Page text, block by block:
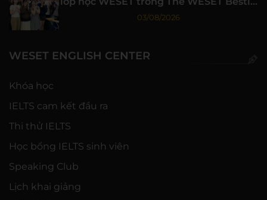
tập 3
03/08/2026
WESET ENGLISH CENTER
Khóa học
IELTS cam kết đầu ra
Thi thử IELTS
Học bổng IELTS sinh viên
Speaking Club
Lịch khai giảng